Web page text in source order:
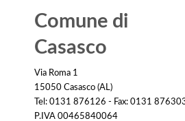
Comune di
Casasco
Via Roma 1
15050 Casasco (AL)
Tel: 0131 876126 - Fax: 0131
P.IVA 00465840064